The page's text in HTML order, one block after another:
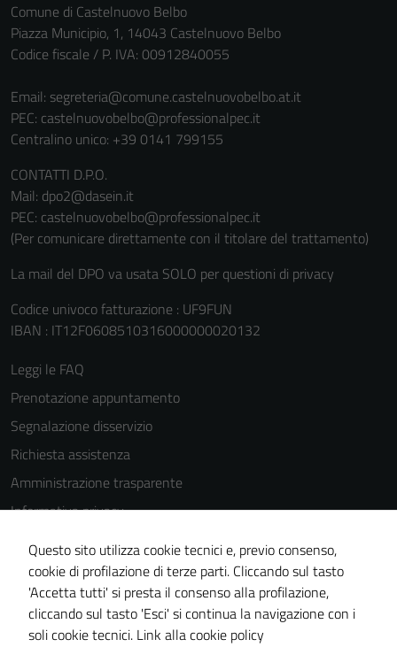
Comune di Castelnuovo Belbo
Piazza Municipio, 1, 14043 Castelnuovo Belbo
Codice fiscale / P. IVA: 00912840055
Email: segreteria@comune.castelnuovobelbo.at.it
PEC: castelnuovobelbo@professionalpec.it
Centralino unico: +39 0141 799155
CONTATTI D.P.O.
Mail: dpo2@dasein.it
PEC: castelnuovobelbo@professionalpec.it
(Per comunicare direttamente con il titolare del trattamento)
La mail del DPO va usata SOLO per questioni di privacy
Codice univoco fatturazione : UF9FUN
IBAN : IT12F0608510316000000020132
Leggi le FAQ
Prenotazione appuntamento
Segnalazione disservizio
Richiesta assistenza
Amministrazione trasparente
Informativa privacy
Cookie Policy
Note legali
Dichiarazione di accessibilità
Piano di miglioramento del sito
Questo sito utilizza cookie tecnici e, previo consenso,
cookie di profilazione di terze parti. Cliccando sul tasto
'Accetta tutti' si presta il consenso alla profilazione,
cliccando sul tasto 'Esci' si continua la navigazione con i
soli cookie tecnici. Link alla cookie policy
per il
funzionamento
possono
essere
personali.